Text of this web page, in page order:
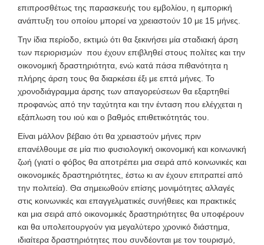
επιπροσθέτως της παρασκευής του εμβολίου, η εμπορική
ανάπτυξη του οποίου μπορεί να χρειαστούν 10 με 15 μήνες.
Την ίδια περίοδο, εκτιμώ ότι θα ξεκινήσει μία σταδιακή άρση
των περιορισμών που έχουν επιβληθεί στους πολίτες και την
οικονομική δραστηριότητα, ενώ κατά πάσα πιθανότητα η
πλήρης άρση τους θα διαρκέσει έξι με επτά μήνες. Το
χρονοδιάγραμμα άρσης των απαγορεύσεων θα εξαρτηθεί
προφανώς από την ταχύτητα και την ένταση που ελέγχεται η
εξάπλωση του ιού και ο βαθμός επιθετικότητάς του.
Είναι μάλλον βέβαιο ότι θα χρειαστούν μήνες πριν
επανέλθουμε σε μία πιο φυσιολογική οικονομική και κοινωνική
ζωή (γιατί ο φόβος θα αποτρέπει μια σειρά από κοινωνικές και
οικονομικές δραστηριότητες, έστω κι αν έχουν επιτραπεί από
την πολιτεία). Θα σημειωθούν επίσης μονιμότητες αλλαγές
στις κοινωνικές και επαγγελματικές συνήθειες και πρακτικές
και μια σειρά από οικονομικές δραστηριότητες θα υποφέρουν
και θα υπολειτουργούν για μεγαλύτερο χρονικό διάστημα,
ιδιαίτερα δραστηριότητες που συνδέονται με τον τουρισμό,